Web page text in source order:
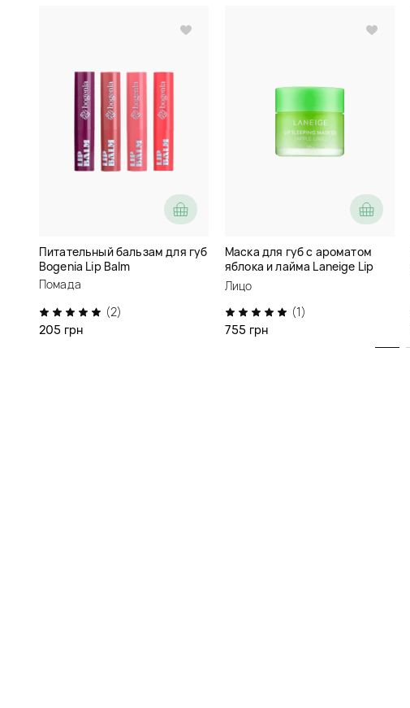
Питательный бальзам для губ
Bogenia Lip Balm
Помада
(2)
205 грн
Маска для губ с ароматом
яблока и лайма Laneige Lip
Sleeping Mask Ex Apple Lime
Лицо
(1)
755 грн